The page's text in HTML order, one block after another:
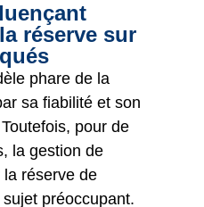
réserve sur
phare de la
sa fiabilité et son
pour de
la gestion de
la réserve de
préoccupant.